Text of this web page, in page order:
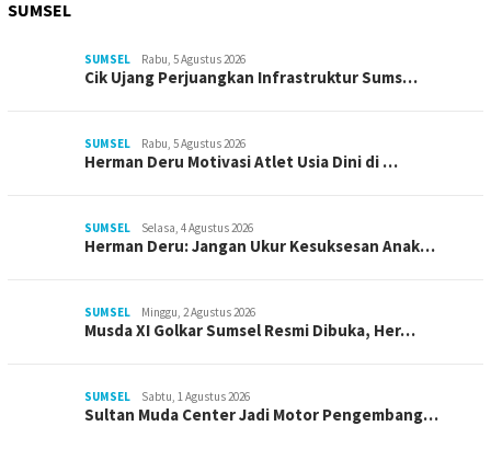
SUMSEL
SUMSEL Rabu, 5 Agustus 2026
Cik Ujang Perjuangkan Infrastruktur Sums…
SUMSEL Rabu, 5 Agustus 2026
Herman Deru Motivasi Atlet Usia Dini di …
SUMSEL Selasa, 4 Agustus 2026
Herman Deru: Jangan Ukur Kesuksesan Anak…
SUMSEL Minggu, 2 Agustus 2026
Musda XI Golkar Sumsel Resmi Dibuka, Her…
SUMSEL Sabtu, 1 Agustus 2026
Sultan Muda Center Jadi Motor Pengembang…